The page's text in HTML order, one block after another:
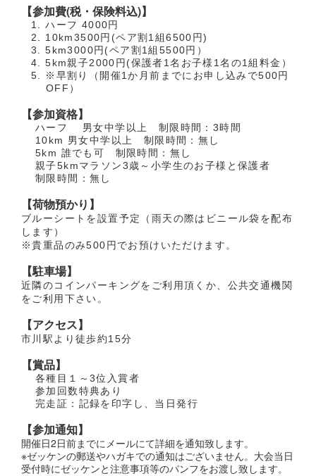
【参加費(税・保険料込)】
ハーフ 4000円
10km3500円(ペア割1組6500円)
5km3000円(ペア割1組5500円）
5km親子2000円(保護者1名お子様1名の1組料金）
※早割り（開催1か月前までにお申し込みで500円
OFF）
【参加資格】
ハーフ 男女中学以上 制限時間：3時間
10km 男女中学以上 制限時間：無し
5km 誰でも可 制限時間：無し
親子5kmマラソン3歳～小学生のお子様と保護者
制限時間：無し
【荷物預かり】
ブルーシートを設置予定（雨天の際はビニール袋を配布
します）
※貴重品のみ500円でお預けいただけます。
【駐車場】
近隣のコインパーキングをご利用頂くか、公共交通機関
をご利用下さい。
【アクセス】
市川駅より徒歩約15分
【賞品】
各種目１～3位入賞者
参加回数特典あり
完走証：記録を印字し、当日発行
【参加通知】
開催日2日前までにメールにて詳細を通知致します。
※ゼッケンの郵送やハガキでの通知はございません。大会当日
受付時にゼッケンと注意事項等のパンフをお渡し致します。